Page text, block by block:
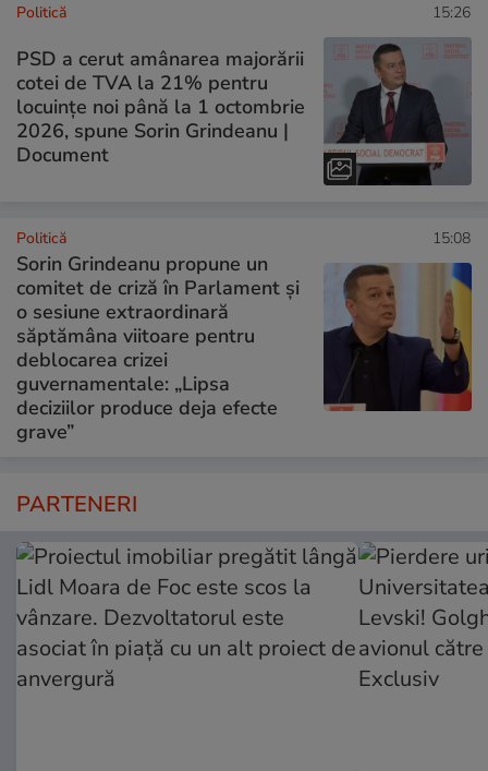
Politică 15:26
PSD a cerut amânarea majorării
cotei de TVA la 21% pentru
locuințe noi până la 1 octombrie
2026, spune Sorin Grindeanu |
Document
Politică 15:08
Sorin Grindeanu propune un
comitet de criză în Parlament și
o sesiune extraordinară
săptămâna viitoare pentru
deblocarea crizei
guvernamentale: „Lipsa
deciziilor produce deja efecte
grave”
PARTENERI